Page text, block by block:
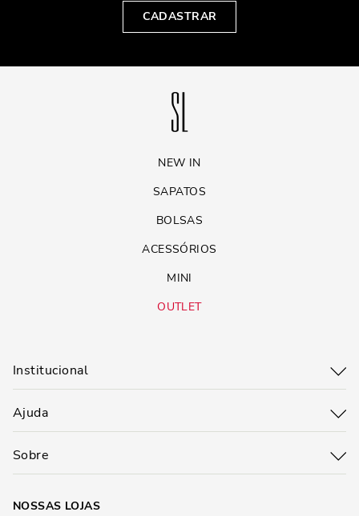
CADASTRAR
NEW IN
SAPATOS
BOLSAS
ACESSÓRIOS
MINI
OUTLET
Institucional
Ajuda
Sobre
NOSSAS LOJAS